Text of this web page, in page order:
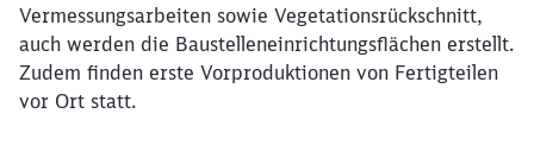
Vermessungsarbeiten sowie Vegetationsrückschnitt,
auch werden die Baustelleneinrichtungsflächen erstellt.
Zudem finden erste Vorproduktionen von Fertigteilen
vor Ort statt.